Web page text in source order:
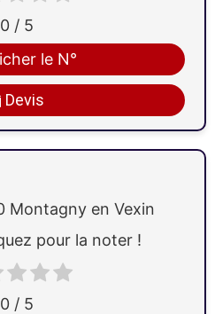
Devis
le N°
0 / 5
Montagny en Vexin
0 / 5
pour la noter !